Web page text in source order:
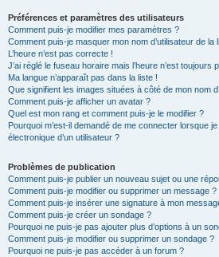
Préférences et paramètres des utilisateurs
Comment puis-je modifier mes paramètres ?
Comment puis-je masquer mon nom d’utilisateur de
L’heure n’est pas correcte !
J’ai réglé le fuseau horaire mais l’heure n’est toujours
Ma langue n’apparaît pas dans la liste !
Que signifient les images situées à côté de mon nom
Comment puis-je afficher un avatar ?
Quel est mon rang et comment puis-je le modifier ?
Pourquoi m’est-il demandé de me connecter lorsque
électronique d’un utilisateur ?
Problèmes de publication
Comment puis-je publier un nouveau sujet ou une
Comment puis-je modifier ou supprimer un message ?
Comment puis-je insérer une signature à mon
Comment puis-je créer un sondage ?
Pourquoi ne puis-je pas ajouter plus d’options à un
Comment puis-je modifier ou supprimer un sondage ?
Pourquoi ne puis-je pas accéder à un forum ?